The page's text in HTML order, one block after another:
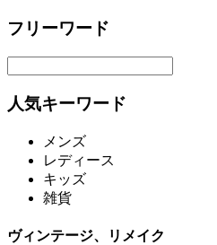
フリーワード
人気キーワード
メンズ
レディース
キッズ
雑貨
ヴィンテージ、リメイク